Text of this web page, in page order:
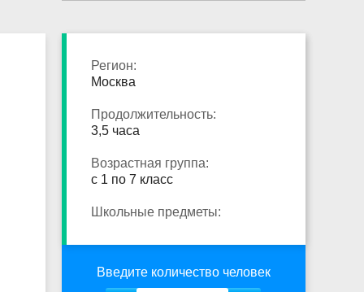
Регион:
Москва
Продолжительность:
3,5 часа
Возрастная группа:
с 1 по 7 класс
Школьные предметы:
Введите количество человек